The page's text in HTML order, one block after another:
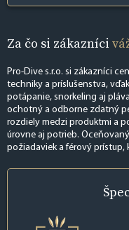
Za čo si zákazníci
Pro-Dive s.r.o. si zákazníci
techniky a príslušenstva,
potápanie, snorkeling aj
ochotný a odborne zdatný
rozdiely medzi produktmi a
úrovne aj potrieb.
požiadaviek a férový